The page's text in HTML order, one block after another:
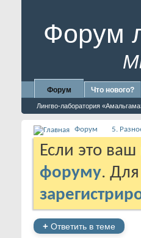
Форум
Форум
Лингво-лаборатория
Что нового?
Форум 5.
Если это
форуму.
+ Ответить в теме